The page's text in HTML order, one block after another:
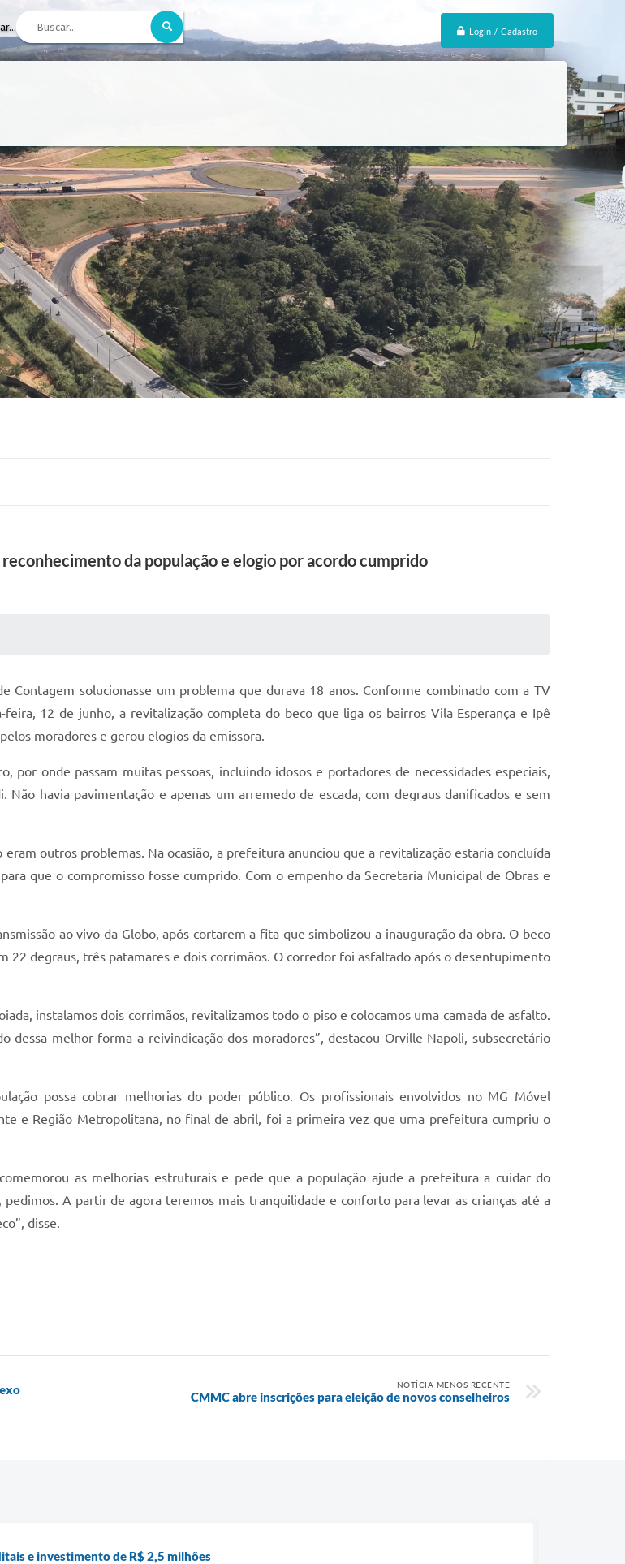
Login / Cadastro
da população e elogio por acordo cumprido
Contagem solucionasse um problema que durava 18 anos. Conforme combinado com a TV
12 de junho, a revitalização completa do beco que liga os bairros Vila Esperança e Ipê
moradores e gerou elogios da emissora.
por onde passam muitas pessoas, incluindo idosos e portadores de necessidades especiais,
havia pavimentação e apenas um arremedo de escada, com degraus danificados e sem
outros problemas. Na ocasião, a prefeitura anunciou que a revitalização estaria concluída
que o compromisso fosse cumprido. Com o empenho da Secretaria Municipal de Obras e
ao vivo da Globo, após cortarem a fita que simbolizou a inauguração da obra. O beco
22 degraus, três patamares e dois corrimãos. O corredor foi asfaltado após o desentupimento
instalamos dois corrimãos, revitalizamos todo o piso e colocamos uma camada de asfalto.
dessa melhor forma a reivindicação dos moradores”, destacou Orville Napoli, subsecretário
possa cobrar melhorias do poder público. Os profissionais envolvidos no MG Móvel
e Região Metropolitana, no final de abril, foi a primeira vez que uma prefeitura cumpriu o
as melhorias estruturais e pede que a população ajude a prefeitura a cuidar do
A partir de agora teremos mais tranquilidade e conforto para levar as crianças até a
disse.
NOTÍCIA MENOS RECENTE
CMMC abre inscrições para eleição de novos conselheiros
e investimento de R$ 2,5 milhões